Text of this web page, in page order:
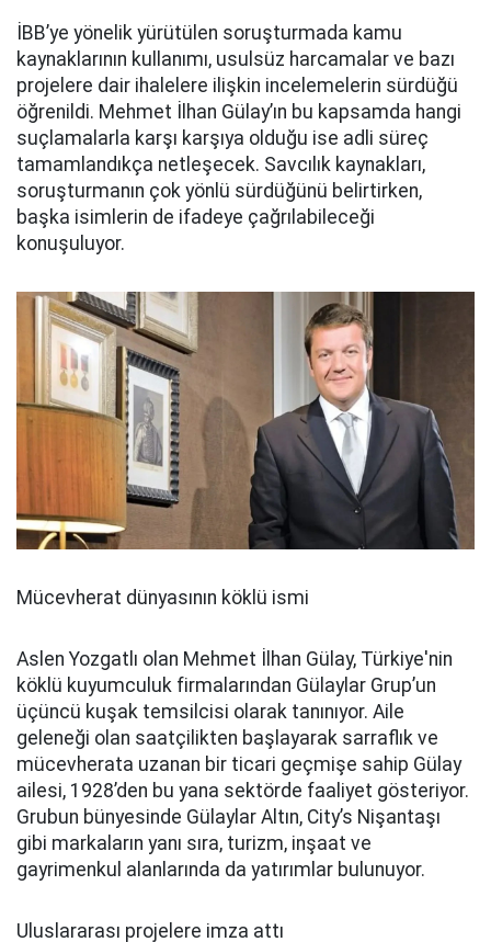
İBB’ye yönelik yürütülen soruşturmada kamu
kaynaklarının kullanımı, usulsüz harcamalar ve bazı
projelere dair ihalelere ilişkin incelemelerin sürdüğü
öğrenildi. Mehmet İlhan Gülay’ın bu kapsamda hangi
suçlamalarla karşı karşıya olduğu ise adli süreç
tamamlandıkça netleşecek. Savcılık kaynakları,
soruşturmanın çok yönlü sürdüğünü belirtirken,
başka isimlerin de ifadeye çağrılabileceği
konuşuluyor.
Mücevherat dünyasının köklü ismi
Aslen Yozgatlı olan Mehmet İlhan Gülay, Türkiye'nin
köklü kuyumculuk firmalarından Gülaylar Grup’un
üçüncü kuşak temsilcisi olarak tanınıyor. Aile
geleneği olan saatçilikten başlayarak sarraflık ve
mücevherata uzanan bir ticari geçmişe sahip Gülay
ailesi, 1928’den bu yana sektörde faaliyet gösteriyor.
Grubun bünyesinde Gülaylar Altın, City’s Nişantaşı
gibi markaların yanı sıra, turizm, inşaat ve
gayrimenkul alanlarında da yatırımlar bulunuyor.
Uluslararası projelere imza attı